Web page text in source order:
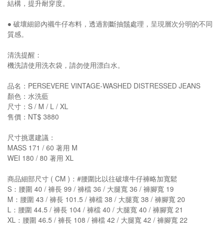
結構，提升耐穿度。
● 破壞細節內襯牛仔布料，透過割斷抽鬚處理，呈現層次分明的不同
質感。
清洗提醒：
機洗請使用洗衣袋，請勿使用漂白水。
品名：PERSEVERE VINTAGE-WASHED DISTRESSED JEANS
顏色：水洗藍
尺寸：S / M / L / XL
售價：NT$ 3880
尺寸挑選建議：
MASS 171 / 60 著用 M
WEI 180 / 80 著用 XL
商品細部尺寸 ( CM )：#腰圍比以往破壞牛仔褲略加寬鬆
S：腰圍 40 / 褲長 99 / 褲檔 36 / 大腿寬 36 / 褲腳寬 19
M：腰圍 43 / 褲長 101.5 / 褲檔 38 / 大腿寬 38 / 褲腳寬 20
L：腰圍 44.5 / 褲長 104 / 褲檔 40 / 大腿寬 40 / 褲腳寬 21
XL：腰圍 46.5 / 褲長 108 / 褲檔 42 / 大腿寬 42 / 褲腳寬 22